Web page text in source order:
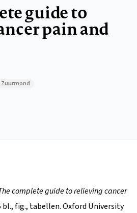
guide to
pain and
Zuurmond
complete guide to relieving cancer
bl., fig., tabellen. Oxford University